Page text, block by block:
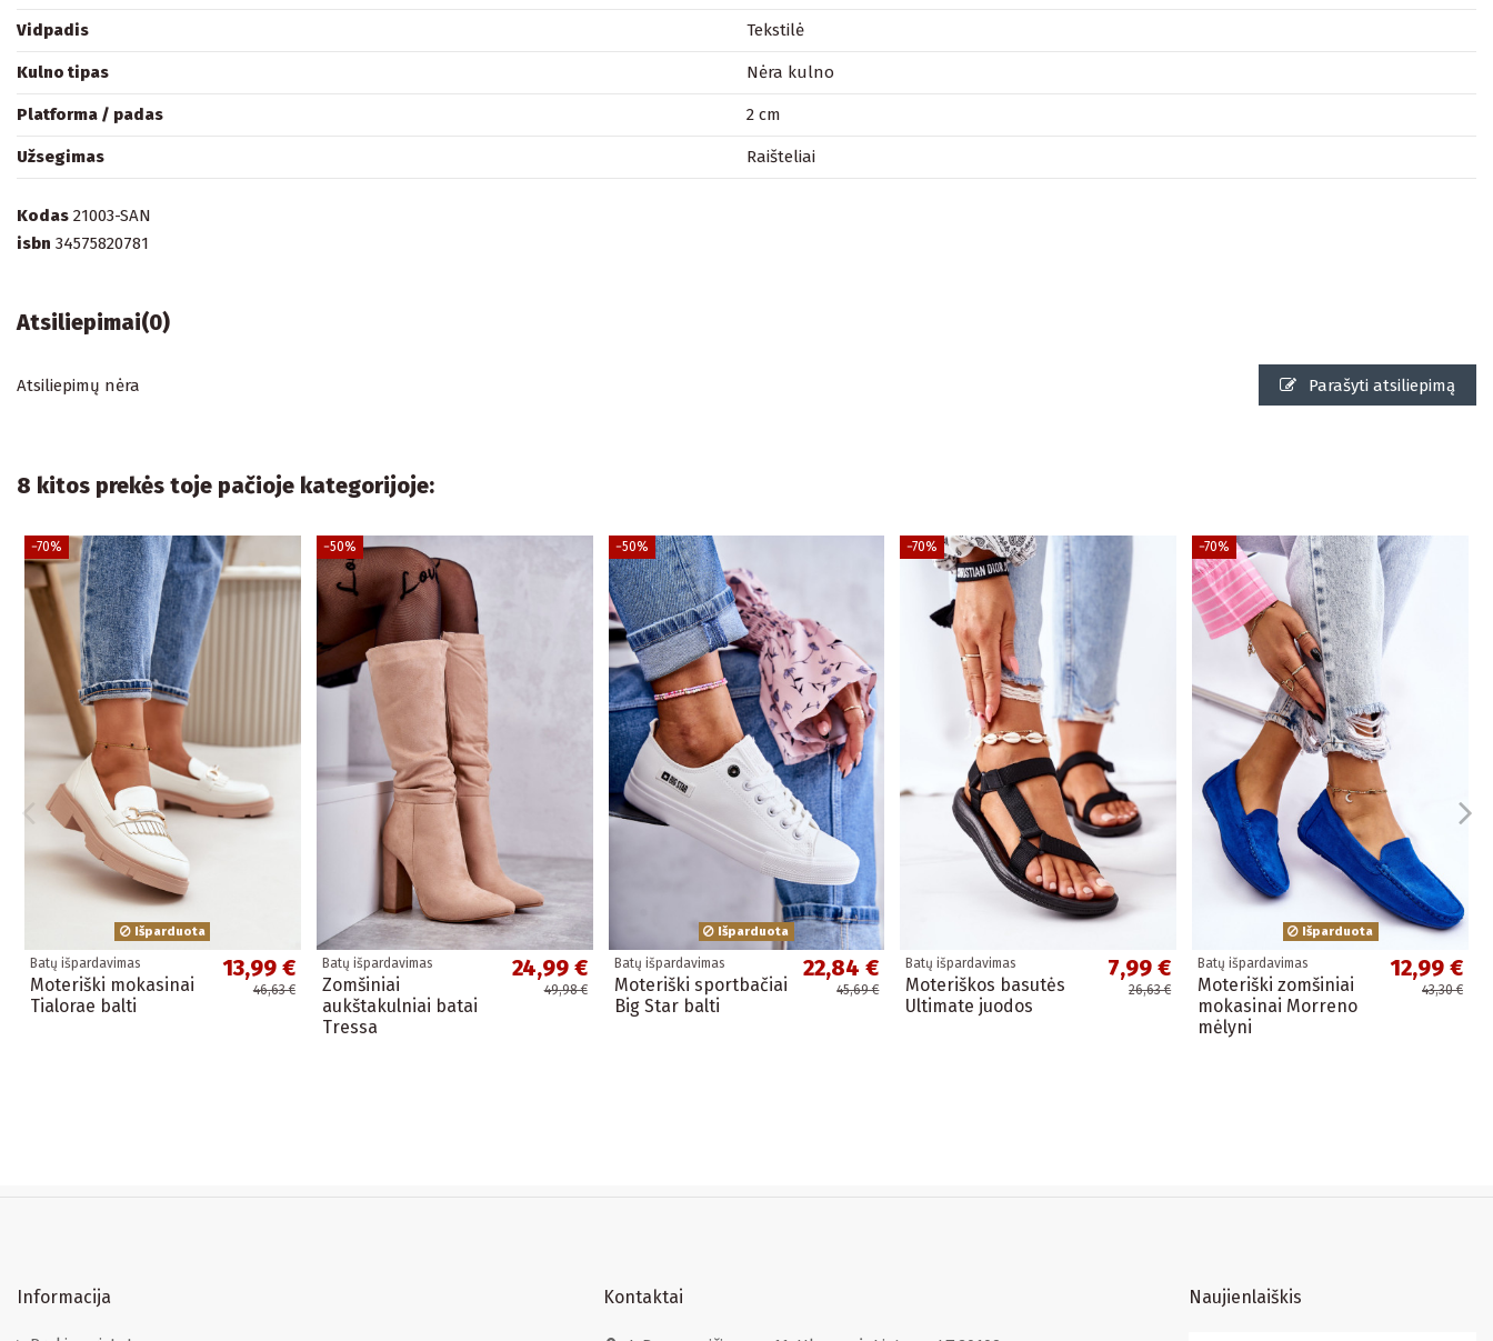
Vidpadis Tekstilė
Kulno tipas Nėra kulno
Platforma / padas 2 cm
Užsegimas Raišteliai
Kodas 21003-SAN
isbn 34575820781
Atsiliepimai(0)
Atsiliepimų nėra Parašyti atsiliepimą
8 kitos prekės toje pačioje kategorijoje:
−70%
Išparduota
Batų išpardavimas
Moteriški mokasinai
Tialorae balti
13,99 €
46,63 €
−50%
Batų išpardavimas
Zomšiniai
aukštakulniai batai
Tressa
24,99 €
49,98 €
−50%
Išparduota
Batų išpardavimas
Moteriški sportbačiai
Big Star balti
22,84 €
45,69 €
−70%
Batų išpardavimas
Moteriškos basutės
Ultimate juodos
7,99 €
26,63 €
−70%
Išparduota
Batų išpardavimas
Moteriški zomšiniai
mokasinai Morreno
mėlyni
12,99 €
43,30 €
Informacija Kontaktai Naujienlaiškis